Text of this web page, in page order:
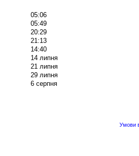
05:06
05:49
20:29
21:13
14:40
14 липня
21 липня
29 липня
6 серпня
Умови